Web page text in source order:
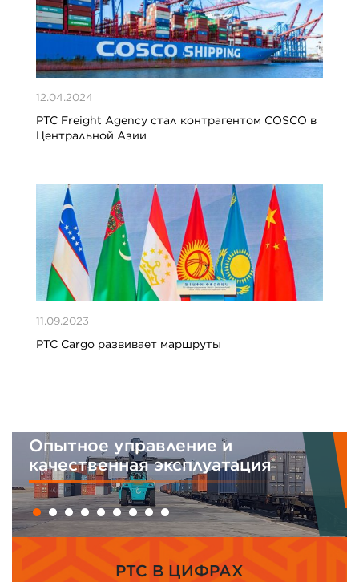
12.04.2024
PTC Freight Agency стал контрагентом COSCO в
Центральной Азии
11.09.2023
PTC Cargo развивает маршруты
Опытное управление и
качественная эксплуатация
PTC В ЦИФРАХ